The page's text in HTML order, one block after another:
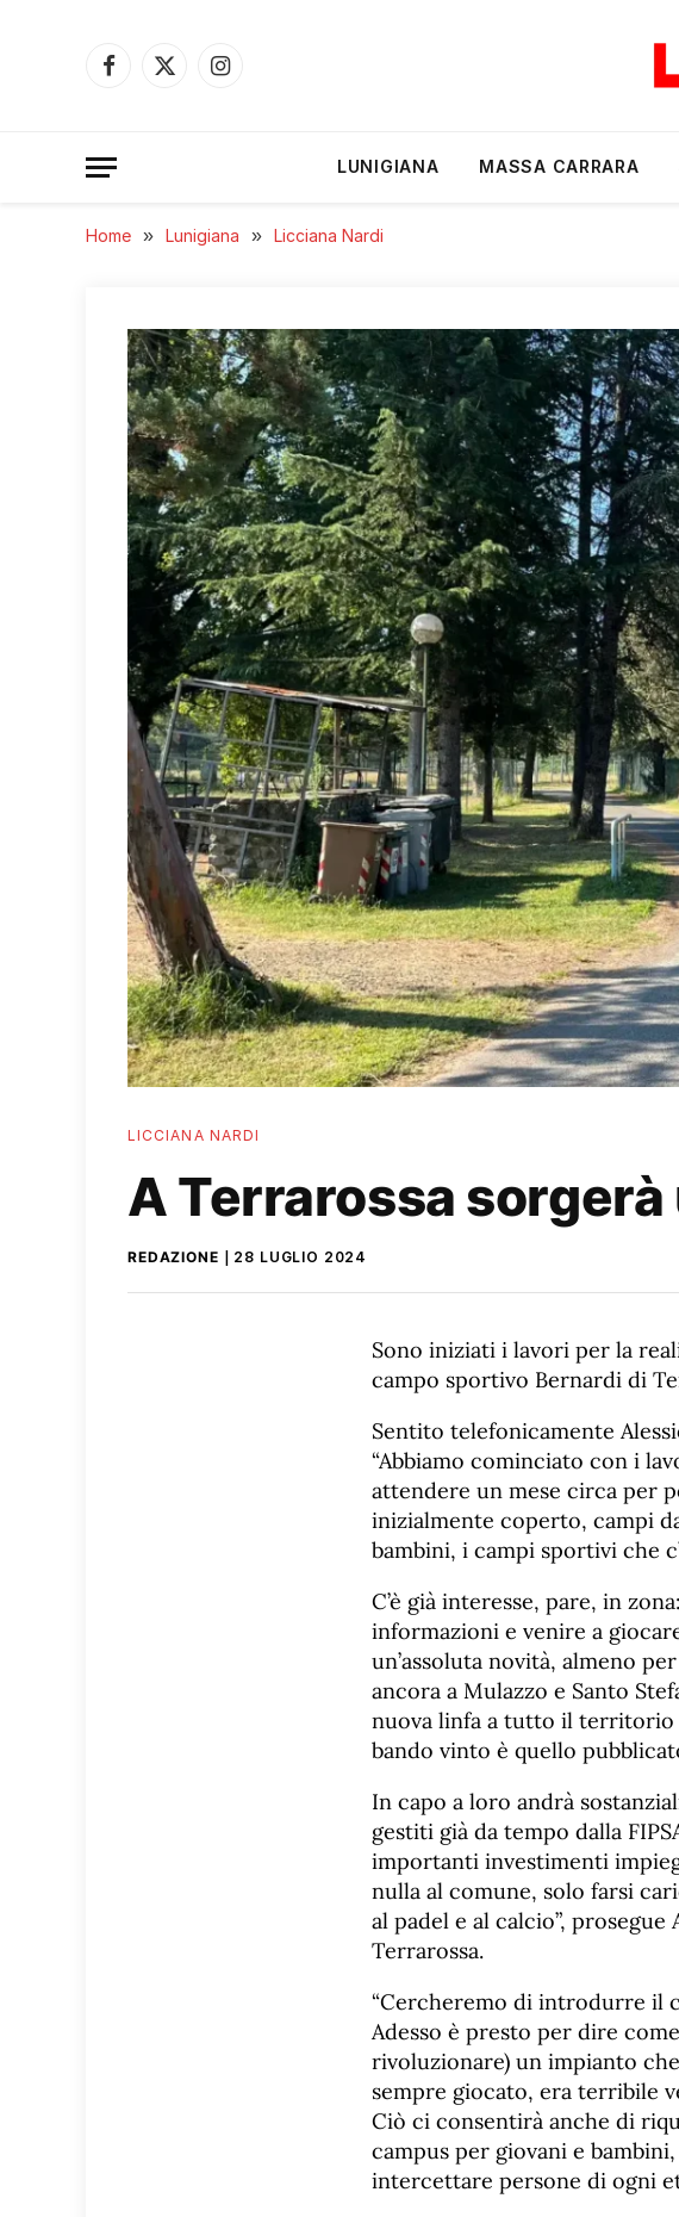
Facebook
X
Instagram
LUNIGIANA MASSA CARRARA
Home » Lunigiana » Licciana Nardi
LICCIANA NARDI
A Terrarossa
REDAZIONE 28 LUGLIO 2024
Sono iniziati i lavori per la
campo sportivo Bernardi di
Sentito telefonicamente
“Abbiamo cominciato con i
attendere un mese circa per
inizialmente coperto, campi
bambini, i campi sportivi che
C’è già interesse, pare, in
informazioni e venire a
un’assoluta novità, almeno
ancora a Mulazzo e Santo
nuova linfa a tutto il territorio
bando vinto è quello
In capo a loro andrà
gestiti già da tempo dalla
importanti investimenti
nulla al comune, solo farsi
al padel e al calcio”,
Terrarossa.
“Cercheremo di introdurre il
Adesso è presto per dire
rivoluzionare) un impianto
sempre giocato, era terribile
Ciò ci consentirà anche di
campus per giovani e
intercettare persone di ogni